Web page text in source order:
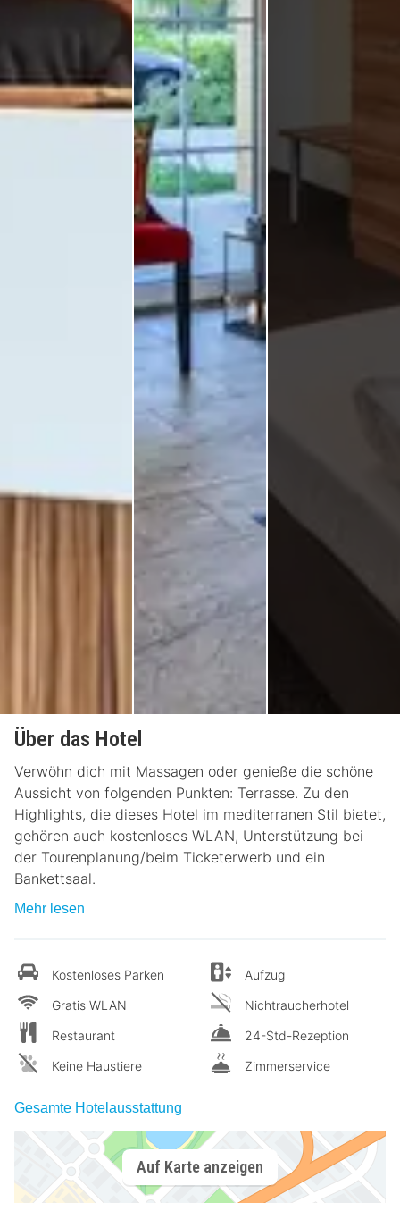
Über das Hotel
Verwöhn dich mit Massagen oder genieße die schöne
Aussicht von folgenden Punkten: Terrasse. Zu den
Highlights, die dieses Hotel im mediterranen Stil bietet,
gehören auch kostenloses WLAN, Unterstützung bei
der Tourenplanung/beim Ticketerwerb und ein
Bankettsaal.
Mehr lesen
Kostenloses Parken
Gratis WLAN
Restaurant
Keine Haustiere
Aufzug
Nichtraucherhotel
24-Std-Rezeption
Zimmerservice
Gesamte Hotelausstattung
Auf Karte anzeigen